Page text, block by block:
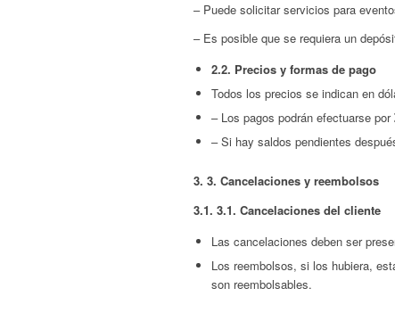
– Puede solicitar servicios para
– Es posible que se requiera un
2.2. Precios y formas de pago
Todos los precios se indican en
– Los pagos podrán efectuarse por
– Si hay saldos pendientes
3. 3. Cancelaciones y reembolsos
3.1. 3.1. Cancelaciones del cliente
Las cancelaciones deben ser
Los reembolsos, si los hubiera,
son reembolsables.